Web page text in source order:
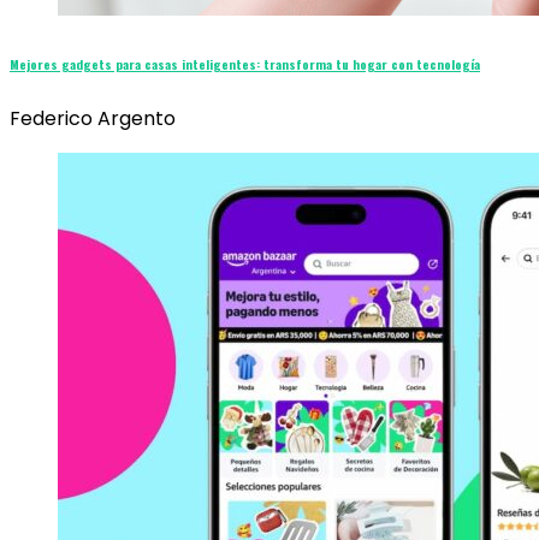
Mejores gadgets para casas inteligentes: transforma tu hogar con tecnología
Federico Argento